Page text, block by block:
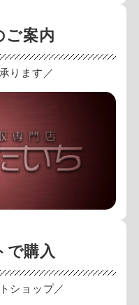
ご案内
ります／
で購入
ショップ／